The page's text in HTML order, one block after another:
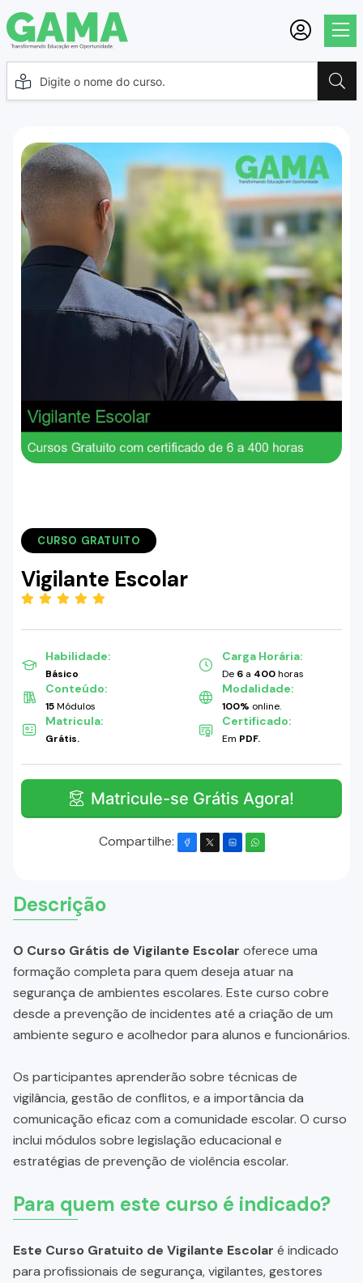
CURSO GRATUITO
Vigilante Escolar
Habilidade:
Básico
Carga Horária:
De 6 a 400horas
Conteúdo:
15Módulos
Modalidade:
100% online.
Matricula:
Grátis.
Certificado:
Em PDF.
Matricule-se Grátis Agora!
Compartilhe:
Descrição
O Curso Grátis de Vigilante Escolar oferece uma
formação completa para quem deseja atuar na
segurança de ambientes escolares. Este curso cobre
desde a prevenção de incidentes até a criação de um
ambiente seguro e acolhedor para alunos e funcionários.
Os participantes aprenderão sobre técnicas de
vigilância, gestão de conflitos, e a importância da
comunicação eficaz com a comunidade escolar. O curso
inclui módulos sobre legislação educacional e
estratégias de prevenção de violência escolar.
Para quem este curso é indicado?
Este Curso Gratuito de Vigilante Escolar é indicado
para profissionais de segurança, vigilantes, gestores